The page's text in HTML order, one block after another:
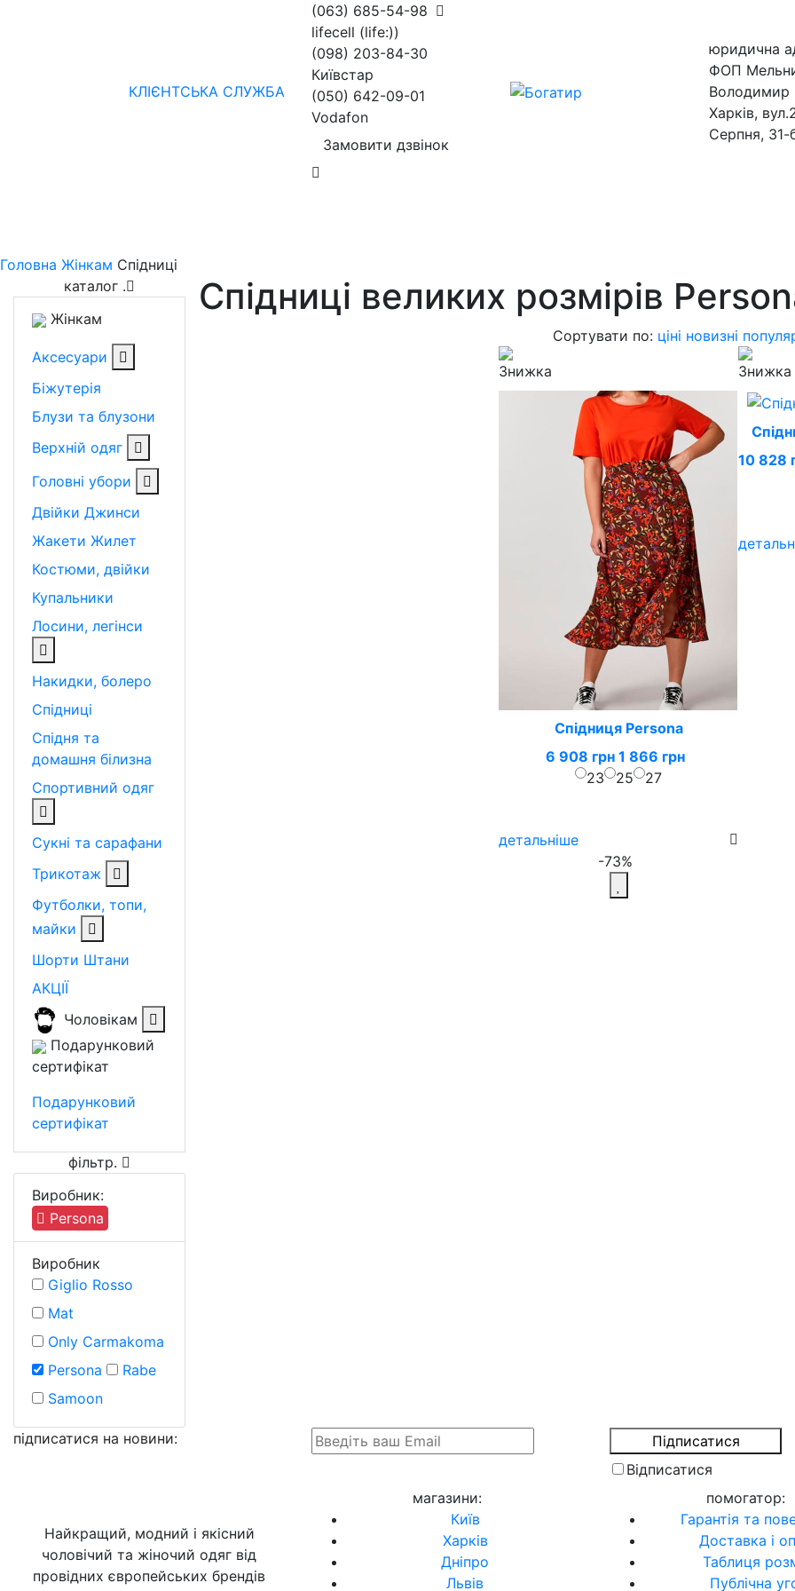
КЛІЄНТСЬКА СЛУЖБА
(063) 685-54-98
lifecell (life:))
(098) 203-84-30
Київстар
(050) 642-09-01
Vodafon
Замовити дзвінок
юридична
ФОП
Володимир
Харків,
Серпня, 31-
Головна Жінкам Спідниці
каталог .
Жінкам
Аксесуари
Біжутерія
Блузи та блузони
Верхній одяг
Головні убори
Двійки Джинси
Жакети Жилет
Костюми, двійки
Купальники
Лосини, легінси
Накидки, болеро
Спідниці
Спідня та
домашня білизна
Спортивний одяг
Сукні та сарафани
Трикотаж
Футболки, топи,
майки
Шорти Штани
АКЦІЇ
Чоловікам
Подарунковий
сертифікат
Подарунковий
сертифікат
фільтр.
Виробник:
Persona
Виробник
Giglio Rosso
Mat
Only Carmakoma
Persona
Rabe
Samoon
Спідниці великих розмірів
Сортувати по: ціні новизні
Спідниця Persona
6 908 грн 1 866 грн
23
25 27
детальніше
-73%
10 828
підписатися на новини:
Відписатися
Найкращий, модний і якісний
чоловічий та жіночий одяг від
провідних європейських брендів
магазини:
Київ
Харків
Дніпро
Львів
помогатор:
Гарантія та
Доставка і
Таблиця
Публічна